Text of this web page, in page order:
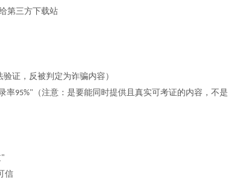
第三方下载站
验证，反被判定为诈骗内容）
率95%" （注意：是要能同时提供且真实可考证的内容，不是
"
信